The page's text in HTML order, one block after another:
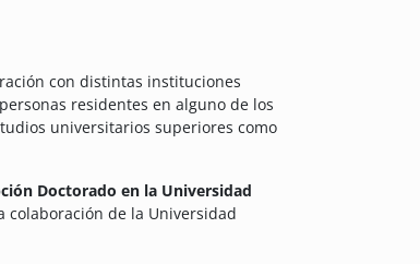
con distintas instituciones
residentes en alguno de los
universitarios superiores como
Doctorado en la Universidad
colaboración de la Universidad